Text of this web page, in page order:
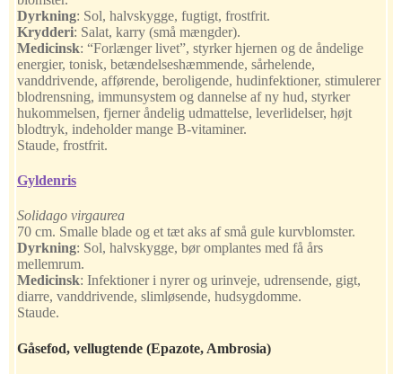
Dyrkning: Sol, halvskygge, fugtigt, frostfrit.
Krydderi: Salat, karry (små mængder).
Medicinsk: “Forlænger livet”, styrker hjernen og de åndelige
energier, tonisk, betændelseshæmmende, sårhelende,
vanddrivende, afførende, beroligende, hudinfektioner, stimulerer
blodrensning, immunsystem og dannelse af ny hud, styrker
hukommelsen, fjerner åndelig udmattelse, leverlidelser, højt
blodtryk, indeholder mange B-vitaminer.
Staude, frostfrit.
Gyldenris
Solidago virgaurea
70 cm. Smalle blade og et tæt aks af små gule kurvblomster.
Dyrkning: Sol, halvskygge, bør omplantes med få års
mellemrum.
Medicinsk: Infektioner i nyrer og urinveje, udrensende, gigt,
diarre, vanddrivende, slimløsende, hudsygdomme.
Staude.
Gåsefod, vellugtende (Epazote, Ambrosia)